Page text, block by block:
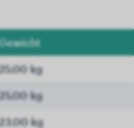
25.00 kg
25.00 kg
23.00 kg